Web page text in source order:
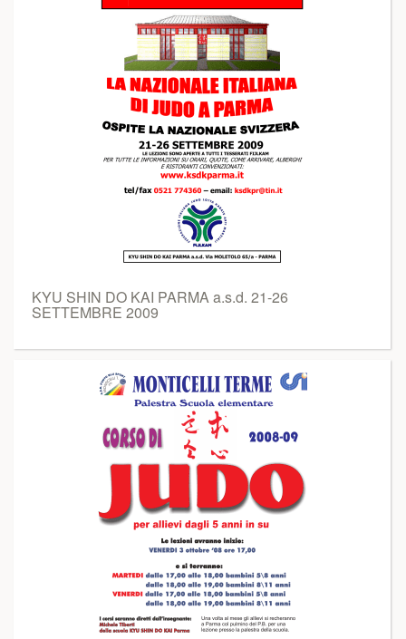
KYU SHIN DO KAI PARMA a.s.d. 21-26
SETTEMBRE 2009